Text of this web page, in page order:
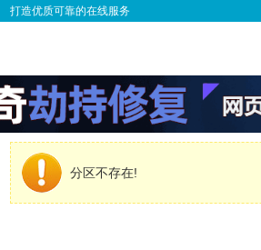
打造优质可靠的在线服务
分区不存在!